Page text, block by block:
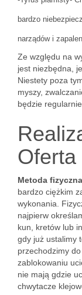
bardzo
narządów i
Ze względu na
jest niezbędna,
Niestety poza
myszy,
będzie
Oferta
Metoda
bardzo ciężkim
wykonania.
najpierw
kun, kretów lub
gdy już ustalimy
przechodzimy
zablokowaniu
nie mają gdzie
chwytacze